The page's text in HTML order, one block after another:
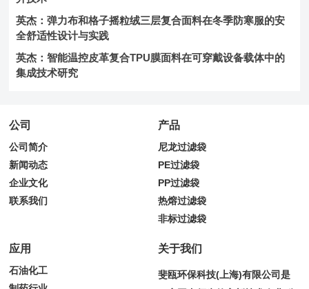
英杰：弹力布和格子摇粒绒三层复合面料在冬季防寒服的安
全舒适性设计与实践
英杰：智能温控皮革复合TPU膜面料在可穿戴设备载体中的
集成技术研究
公司
公司简介
新闻动态
企业文化
联系我们
产品
尼龙过滤袋
PE过滤袋
PP过滤袋
热熔过滤袋
非标过滤袋
应用
石油化工
关于我们
斐瓯环保科技(上海)有限公司是